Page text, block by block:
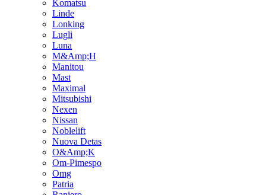
Komatsu
Linde
Lonking
Lugli
Luna
M&Amp;H
Manitou
Mast
Maximal
Mitsubishi
Nexen
Nissan
Noblelift
Nuova Detas
O&Amp;K
Om-Pimespo
Omg
Patria